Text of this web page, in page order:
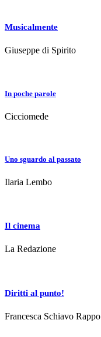
Musicalmente
Giuseppe di Spirito
In poche parole
Cicciomede
Uno sguardo al passato
Ilaria Lembo
Il cinema
La Redazione
Diritti al punto!
Francesca Schiavo Rappo